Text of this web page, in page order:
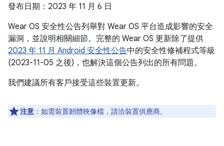
發布日期：2023 年 11 月 6 日
Wear OS 安全性公告列舉對 Wear OS 平台造成影響的安全
漏洞，並說明相關細節。完整的 Wear OS 更新除了提供
2023 年 11 月 Android 安全性公告中的安全性修補程式等級
(2023-11-05 之後)，也解決這個公告列出的所有問題。
我們建議所有客戶接受這些裝置更新。
注意 ：如需裝置韌體映像檔，請洽裝置供應商。